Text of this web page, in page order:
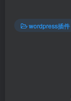
wordpress插件